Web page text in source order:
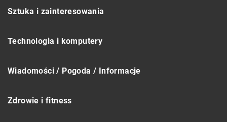
Sztuka i zainteresowania
Technologia i komputery
Wiadomości / Pogoda / Informacje
Zdrowie i fitness